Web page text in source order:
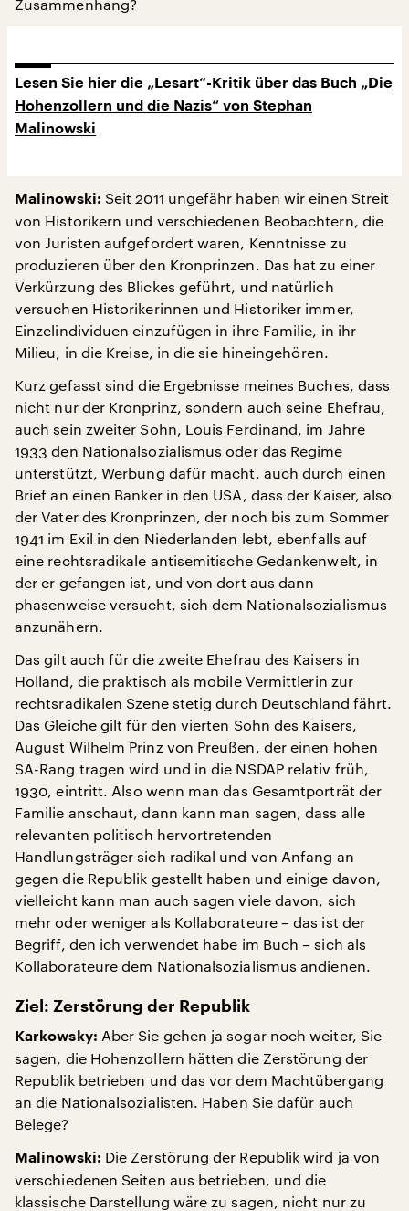
Zusammenhang?
Lesen Sie hier die „Lesart“-Kritik über das Buch „Die
Hohenzollern und die Nazis“ von Stephan
Malinowski
Malinowski: Seit 2011 ungefähr haben wir einen Streit
von Historikern und verschiedenen Beobachtern, die
von Juristen aufgefordert waren, Kenntnisse zu
produzieren über den Kronprinzen. Das hat zu einer
Verkürzung des Blickes geführt, und natürlich
versuchen Historikerinnen und Historiker immer,
Einzelindividuen einzufügen in ihre Familie, in ihr
Milieu, in die Kreise, in die sie hineingehören.
Kurz gefasst sind die Ergebnisse meines Buches, dass
nicht nur der Kronprinz, sondern auch seine Ehefrau,
auch sein zweiter Sohn, Louis Ferdinand, im Jahre
1933 den Nationalsozialismus oder das Regime
unterstützt, Werbung dafür macht, auch durch einen
Brief an einen Banker in den USA, dass der Kaiser, also
der Vater des Kronprinzen, der noch bis zum Sommer
1941 im Exil in den Niederlanden lebt, ebenfalls auf
eine rechtsradikale antisemitische Gedankenwelt, in
der er gefangen ist, und von dort aus dann
phasenweise versucht, sich dem Nationalsozialismus
anzunähern.
Das gilt auch für die zweite Ehefrau des Kaisers in
Holland, die praktisch als mobile Vermittlerin zur
rechtsradikalen Szene stetig durch Deutschland fährt.
Das Gleiche gilt für den vierten Sohn des Kaisers,
August Wilhelm Prinz von Preußen, der einen hohen
SA-Rang tragen wird und in die NSDAP relativ früh,
1930, eintritt. Also wenn man das Gesamtporträt der
Familie anschaut, dann kann man sagen, dass alle
relevanten politisch hervortretenden
Handlungsträger sich radikal und von Anfang an
gegen die Republik gestellt haben und einige davon,
vielleicht kann man auch sagen viele davon, sich
mehr oder weniger als Kollaborateure – das ist der
Begriff, den ich verwendet habe im Buch – sich als
Kollaborateure dem Nationalsozialismus andienen.
Ziel: Zerstörung der Republik
Karkowsky: Aber Sie gehen ja sogar noch weiter, Sie
sagen, die Hohenzollern hätten die Zerstörung der
Republik betrieben und das vor dem Machtübergang
an die Nationalsozialisten. Haben Sie dafür auch
Belege?
Malinowski: Die Zerstörung der Republik wird ja von
verschiedenen Seiten aus betrieben, und die
klassische Darstellung wäre zu sagen, nicht nur zu